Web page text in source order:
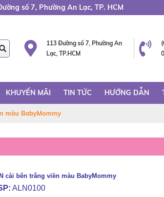
số 7, Phường An Lạc, TP. HCM
113 Đường số 7, Phường An
Lạc, TP.HCM
KHUYẾN MÃI TIN TỨC HƯỚNG DẪN
màu BabyMommy
cài bên trắng viền màu BabyMommy
ALN0100